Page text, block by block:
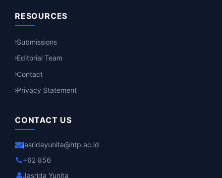
RESOURCES
Submissions
Editorial Team
Contact
Privacy Statement
CONTACT US
jasridayunita@htp.ac.id
+62 856
Jasrida Yunita